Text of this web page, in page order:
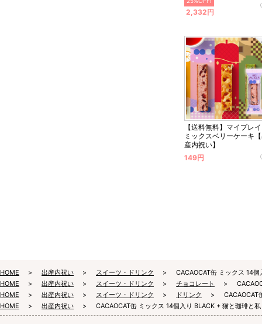
2,332円
【送料無料】マイプレ
ミックスベリーケーキ
産内祝い】
149円
HOME 出産内祝い スイーツ・ドリンク
CACAOCAT缶 ミックス 14
HOME
出産内祝い スイーツ・ドリンク チョコレート
HOME
出産内祝い スイーツ・ドリンク ドリンク
CACAOCAT
HOME
出産内祝い CACAOCAT缶 ミックス 14個入り BLACK + 猫と珈琲と